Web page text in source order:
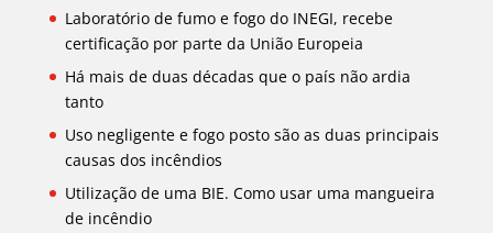
Laboratório de fumo e fogo do INEGI, recebe
certificação por parte da União Europeia
Há mais de duas décadas que o país não ardia
tanto
Uso negligente e fogo posto são as duas principais
causas dos incêndios
Utilização de uma BIE. Como usar uma mangueira
de incêndio